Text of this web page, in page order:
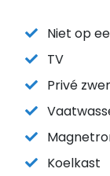
Niet op
TV
Privé
Koelkast